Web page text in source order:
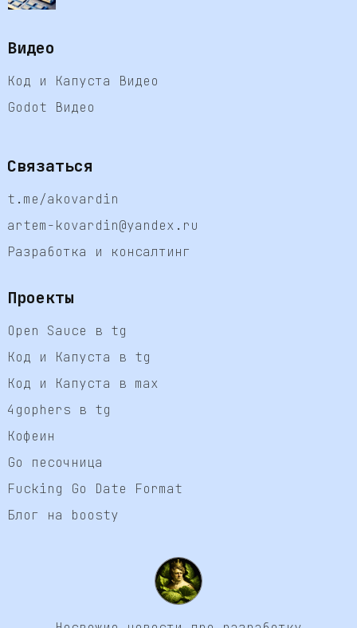
Видео
Код и Капуста Видео
Godot Видео
Связаться
t.me/akovardin
artem-kovardin@yandex.ru
Разработка и консалтинг
Проекты
Open Sauce в tg
Код и Капуста в tg
Код и Капуста в max
4gophers в tg
Кофеин
Go песочница
Fucking Go Date Format
Блог на boosty